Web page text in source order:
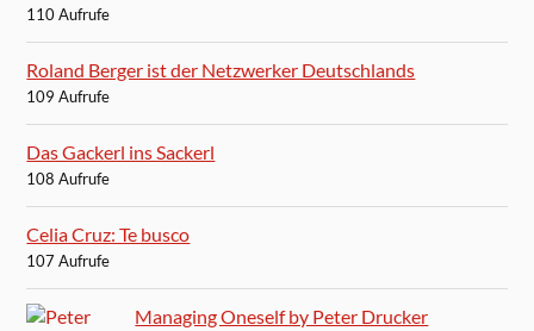
110 Aufrufe
Roland Berger ist der Netzwerker Deutschlands
109 Aufrufe
Das Gackerl ins Sackerl
108 Aufrufe
Celia Cruz: Te busco
107 Aufrufe
Managing Oneself by Peter Drucker